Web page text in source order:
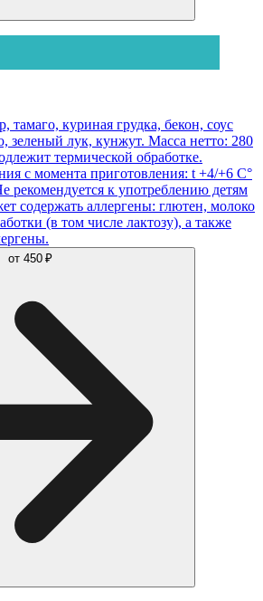
тамаго, куриная грудка, бекон, соус
зеленый лук, кунжут. Масса нетто: 280
термической обработке.
с момента приготовления: t +4/+6 С°
рекомендуется к употреблению детям
содержать аллергены: глютен, молоко
(в том числе лактозу), а также
от 450 ₽